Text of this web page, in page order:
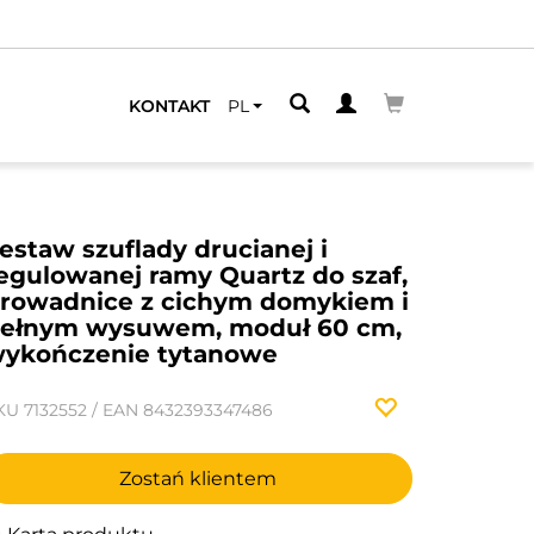
KONTAKT PL
szuflady drucianej i
ramy Quartz do szaf,
z cichym domykiem i
wysuwem, moduł 60 cm,
tytanowe
7132552 / EAN 8432393347486
Zostań klientem